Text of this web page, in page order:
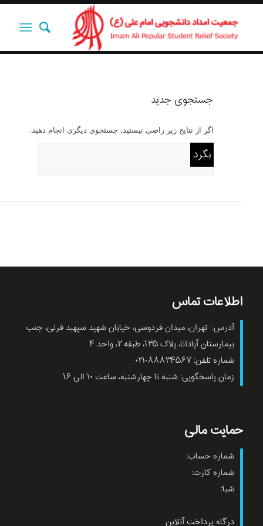
جستجوی جدید
اگر از نتایج زیر راضی نیستید، جستجوی دیگری انجام دهید.
اطلاعات تماس
آدرس: تهران، میدان فردوسی، خیابان شهید سپهبد قرنی، جنب
بیمارستان آپادانا، پلاک ۱۳۵، طبقه ۲، واحد ۴
شماره تلفن: ۸۸۸۳۴۵۶۷-۰۲۱
زمان پاسخگویی: شنبه تا چهارشنبه، ساعت ۱۰ الی ۱۶
حمایت مالی
شماره حساب:
شماره کارت:
شبا:
درگاه پرداخت آنلاین